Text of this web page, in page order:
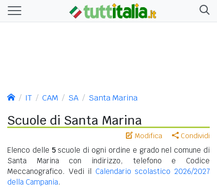
IT CAM SA Santa Marina
Scuole di Santa Marina
Modifica Condividi
Elenco delle 5scuole di ogni ordine e grado nel comune di
Santa Marina con indirizzo, telefono e Codice
Meccanografico. Vedi il Calendario scolastico 2026/2027
della Campania.